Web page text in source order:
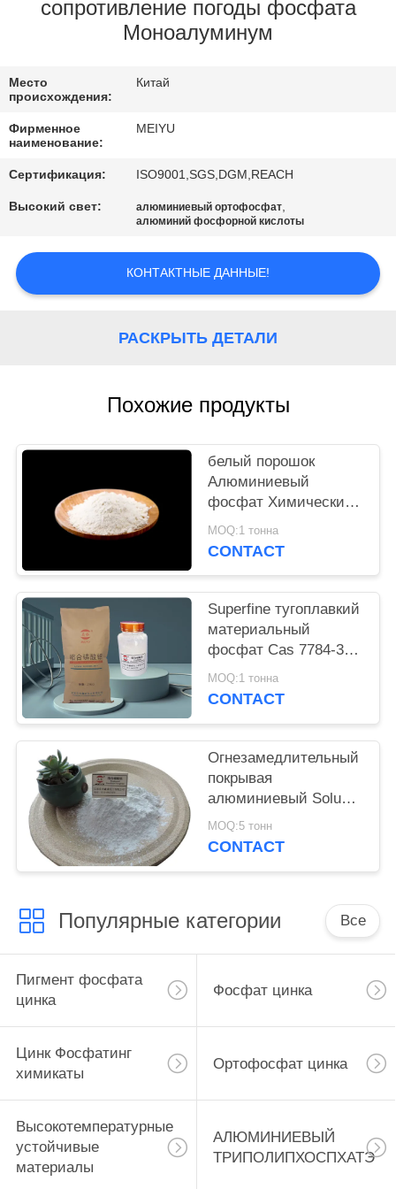
ЗАВОДУ
КАЧЕСТВА
СВЯЖИТЕСЬ
С
НАМИ
ЗАПРОСИТЕ
ЦИТАТУ
POLICY
сопротивление погоды фосфата
Моноалуминум
Место
происхождения:
Китай
Фирменное
наименование:
MEIYU
Сертификация: ISO9001,SGS,DGM,REACH
Высокий свет: алюминиевый ортофосфат,
алюминий фосфорной кислоты
КОНТАКТНЫЕ ДАННЫЕ!
РАСКРЫТЬ ДЕТАЛИ
Похожие продукты
белый порошок
Алюминиевый
фосфат Химический
пигмент для
пассивации
формирования
MOQ:1 тонна
CONTACT
Superfine тугоплавкий
материальный
фосфат Cas 7784-30-
7 связывателя
алюминиевый
MOQ:1 тонна
CONTACT
Огнезамедлительный
покрывая
алюминиевый Soluble
фосфата в материале
Cas 7784-30-7
MOQ:5 тонн
CONTACT
Популярные категории Все
Пигмент фосфата
цинка
Фосфат цинка
Цинк Фосфатинг
химикаты
Ортофосфат цинка
Высокотемпературные
устойчивые
материалы
АЛЮМИНИЕВЫЙ
ТРИПОЛИПХОСПХАТЭ